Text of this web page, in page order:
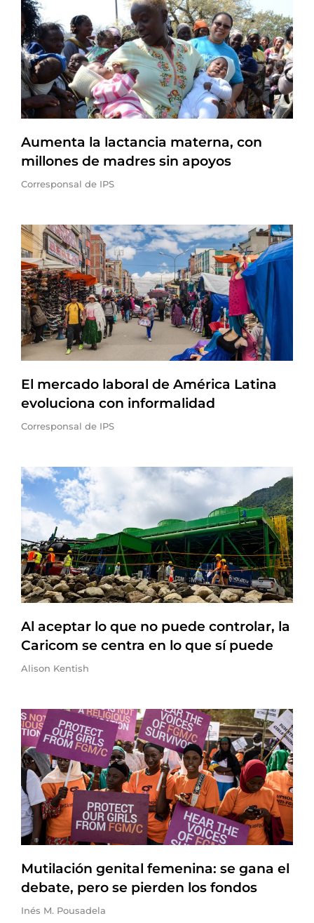
Aumenta la lactancia materna, con
millones de madres sin apoyos
Corresponsal de IPS
El mercado laboral de América Latina
evoluciona con informalidad
Corresponsal de IPS
Al aceptar lo que no puede controlar, la
Caricom se centra en lo que sí puede
Alison Kentish
Mutilación genital femenina: se gana el
debate, pero se pierden los fondos
Inés M. Pousadela